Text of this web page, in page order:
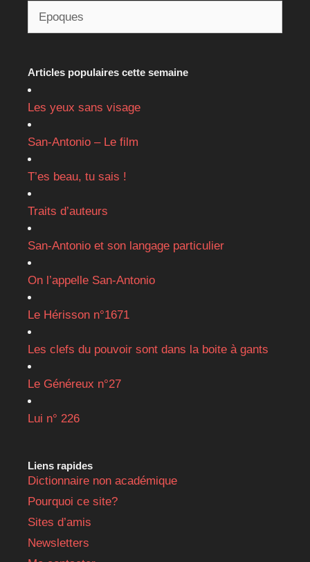
Articles populaires cette semaine
Les yeux sans visage
San-Antonio – Le film
T’es beau, tu sais !
Traits d’auteurs
San-Antonio et son langage particulier
On l’appelle San-Antonio
Le Hérisson n°1671
Les clefs du pouvoir sont dans la boite à gants
Le Généreux n°27
Lui n° 226
Liens rapides
Dictionnaire non académique
Pourquoi ce site?
Sites d’amis
Newsletters